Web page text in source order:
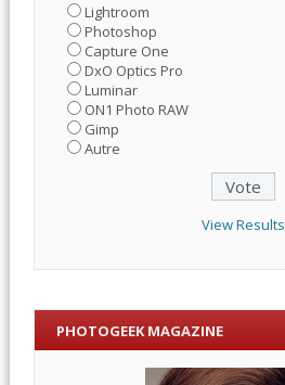
Lightroom
Photoshop
Capture One
DxO Optics Pro
Luminar
ON1 Photo RAW
Gimp
Autre
View Results
PHOTOGEEK MAGAZINE